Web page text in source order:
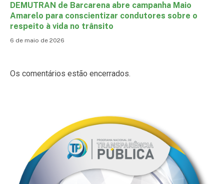
DEMUTRAN de Barcarena abre campanha Maio
Amarelo para conscientizar condutores sobre o
respeito à vida no trânsito
6 de maio de 2026
Os comentários estão encerrados.